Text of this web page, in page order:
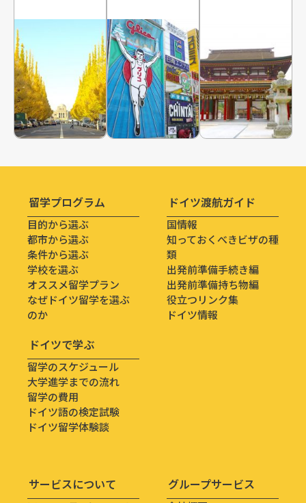
留学プログラム
目的から選ぶ
都市から選ぶ
条件から選ぶ
学校を選ぶ
オススメ留学プラン
なぜドイツ留学を選ぶ
のか
ドイツで学ぶ
留学のスケジュール
大学進学までの流れ
留学の費用
ドイツ語の検定試験
ドイツ留学体験談
ドイツ渡航ガイド
国情報
知っておくべきビザの種
類
出発前準備手続き編
出発前準備持ち物編
役立つリンク集
ドイツ情報
サービスについて グループサービス